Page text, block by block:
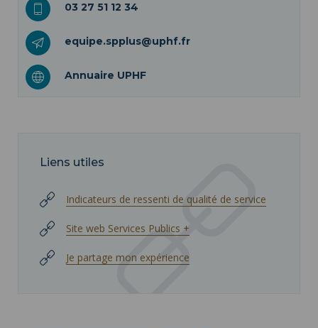
03 27 51 12 34
equipe.spplus@uphf.fr
Annuaire UPHF
Liens utiles
Indicateurs de ressenti de qualité de service
Site web Services Publics +
Je partage mon expérience